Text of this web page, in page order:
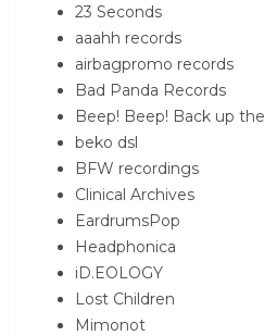
23 Seconds
aaahh records
airbagpromo records
Bad Panda Records
Beep! Beep! Back up
beko dsl
BFW recordings
Clinical Archives
EardrumsPop
Headphonica
iD.EOLOGY
Lost Children
Mimonot